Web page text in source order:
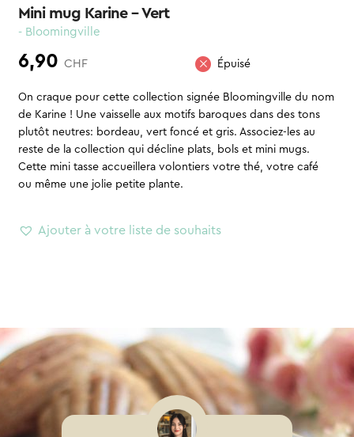
Mini mug Karine – Vert
- Bloomingville
6,90 CHF Épuisé
On craque pour cette collection signée Bloomingville du nom
de Karine ! Une vaisselle aux motifs baroques dans des tons
plutôt neutres: bordeau, vert foncé et gris. Associez-les au
reste de la collection qui décline plats, bols et mini mugs.
Cette mini tasse accueillera volontiers votre thé, votre café
ou même une jolie petite plante.
Ajouter à votre liste de souhaits